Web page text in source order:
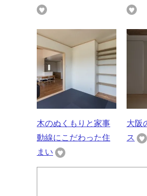
木のぬくもりと家事
動線にこだわった住
まい
大阪
ス